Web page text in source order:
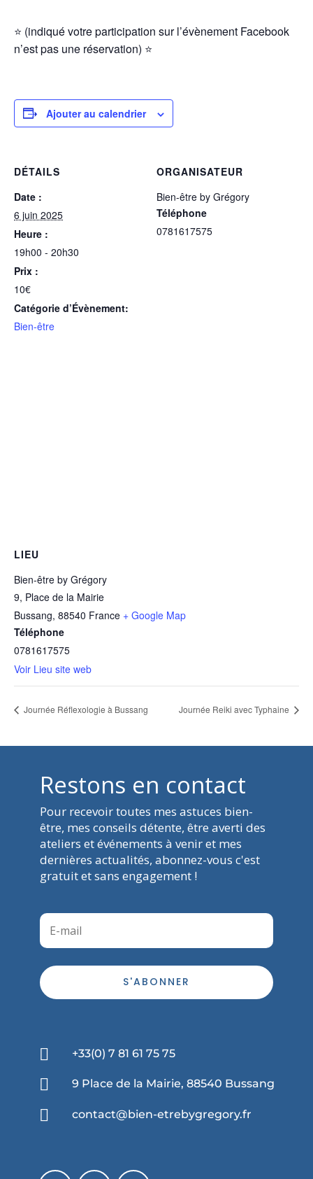
⭐️ (indiqué votre participation sur l’évènement Facebook
n’est pas une réservation) ⭐️
Ajouter au calendrier
DÉTAILS
Date :
6 juin 2025
Heure :
19h00 - 20h30
Prix :
10€
Catégorie d’Évènement:
Bien-être
ORGANISATEUR
Bien-être by Grégory
Téléphone
0781617575
LIEU
Bien-être by Grégory
9, Place de la Mairie
Bussang, 88540 France + Google Map
Téléphone
0781617575
Voir Lieu site web
Journée Réflexologie à Bussang Journée Reiki avec Typhaine
Restons en contact
Pour recevoir toutes mes astuces bien-
être, mesconseils détente, être averti des
ateliers et événements à venir et mes
dernières actualités, abonnez-vous c'est
gratuit et sans engagement !
S'ABONNER
 +33(0) 7 81 61 75 75
 9 Place de la Mairie, 88540 Bussang
 contact@bien-etrebygregory.fr